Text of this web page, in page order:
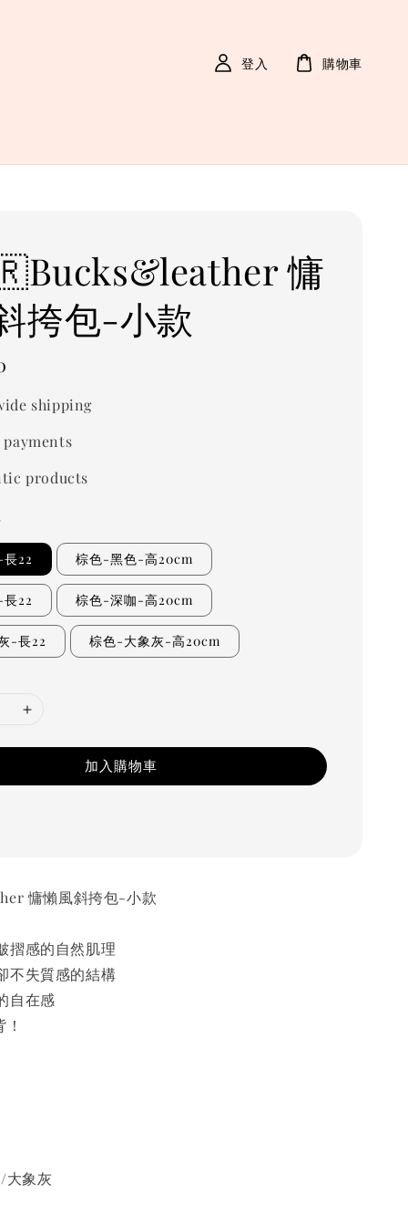
登入 購物車
慵
挎包-小款
shipping
payments
products
22 棕色-黑色-高20cm
22 棕色-深咖-高20cm
-長22 棕色-大象灰-高20cm
加入購物車
慵懶風斜挎包-小款
摺感的自然肌理
不失質感的結構
自在感
大象灰